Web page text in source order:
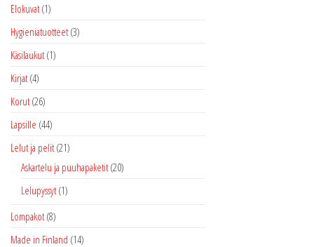
Elokuvat (1)
Hygieniatuotteet (3)
Käsilaukut (1)
Kirjat (4)
Korut (26)
Lapsille (44)
Lelut ja pelit (21)
Askartelu ja puuhapaketit (20)
Lelupyssyt (1)
Lompakot (8)
Made in Finland (14)